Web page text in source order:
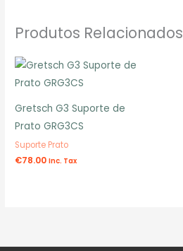
Produtos Relacionados
Gretsch G3 Suporte de
Prato GRG3CS
Suporte Prato
€78.00 Inc. Tax